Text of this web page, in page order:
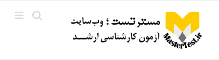
content